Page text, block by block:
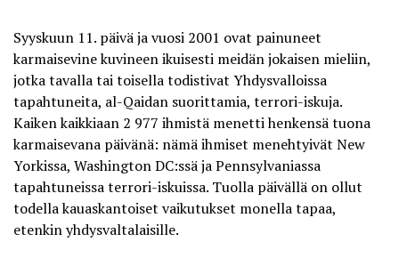
Syyskuun 11. päivä ja vuosi 2001 ovat painuneet
karmaisevine kuvineen ikuisesti meidän jokaisen mieliin,
jotka tavalla tai toisella todistivat Yhdysvalloissa
tapahtuneita, al-Qaidan suorittamia, terrori-iskuja.
Kaiken kaikkiaan 2 977 ihmistä menetti henkensä tuona
karmaisevana päivänä: nämä ihmiset menehtyivät New
Yorkissa, Washington DC:ssä ja Pennsylvaniassa
tapahtuneissa terrori-iskuissa. Tuolla päivällä on ollut
todella kauaskantoiset vaikutukset monella tapaa,
etenkin yhdysvaltalaisille.